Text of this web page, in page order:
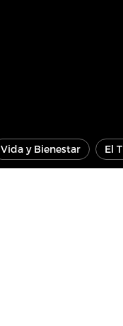
Vida y Bienestar El